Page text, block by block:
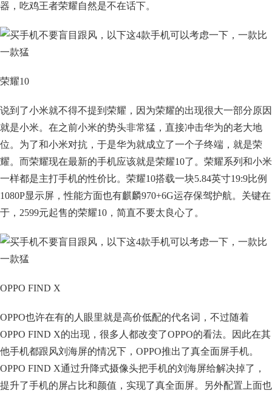
器，吃鸡王者荣耀自然是不在话下。
荣耀10
说到了小米就不得不提到荣耀，因为荣耀的出现很大一部分原因
就是小米。在之前小米的势头非常猛，直接冲击华为的老大地
位。为了和小米对抗，于是华为就成立了一个子终端，就是荣
耀。而荣耀现在最新的手机应该就是荣耀10了。荣耀系列和小米
一样都是主打手机的性价比。荣耀10搭载一块5.84英寸19:9比例
1080P显示屏，性能方面也有麒麟970+6G运存保驾护航。关键在
于，2599元起售的荣耀10，简直不要太良心了。
OPPO FIND X
OPPO也许在有的人眼里就是高价低配的代名词，不过随着
OPPO FIND X的出现，很多人都改变了OPPO的看法。因此在其
他手机都跟风刘海屏的情况下，OPPO推出了真全面屏手机。
OPPO FIND X通过升降式摄像头把手机的刘海屏给解决掉了，
提升了手机的屏占比和颜值，实现了真全面屏。另外配置上面也